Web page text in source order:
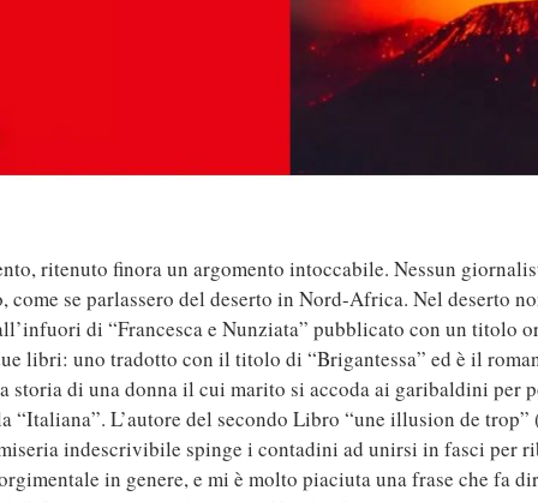
ritenuto finora un argomento intoccabile. Nessun
se parlassero del deserto in Nord-Africa. Nel deserto
di “Francesca e Nunziata” pubblicato con un titolo
libri: uno tradotto con il titolo di “Brigantessa” ed è il
storia di una donna il cui marito si accoda ai garibaldini per
L’autore del secondo Libro “une illusion de
indescrivibile spinge i contadini ad unirsi in fasci per
in genere, e mi è molto piaciuta una frase che fa